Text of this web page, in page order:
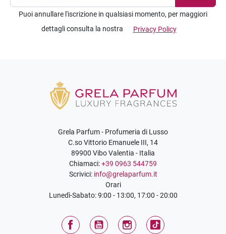
Puoi annullare l'iscrizione in qualsiasi momento, per maggiori
dettagli consulta la nostra
Privacy Policy
Grela Parfum - Profumeria di Lusso
C.so Vittorio Emanuele III, 14
89900 Vibo Valentia - Italia
Chiamaci:+39 0963 544759
Scrivici: info@grelaparfum.it
Orari
Lunedì-Sabato: 9:00 - 13:00, 17:00 - 20:00